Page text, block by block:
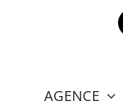
AGENCE